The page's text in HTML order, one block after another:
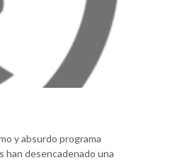
y absurdo programa
desencadenado una